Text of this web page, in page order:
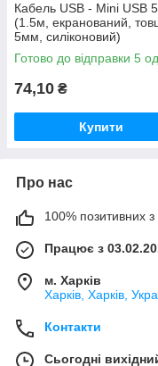
Кабель USB - Mini USB
(1.5м, екранований,
5мм, силіконовий)
Готово до відправки 5 од.
74,10 ₴
Купити
Про нас
100% позитивних з
Працює з
м. Харків
Харків, Харків,
Контакти
Сьогодні